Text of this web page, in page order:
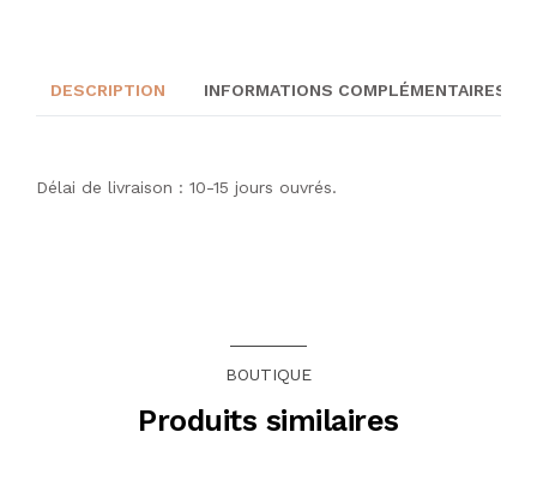
DESCRIPTION INFORMATIONS COMPLÉMENTAIRES
Délai de livraison : 10-15 jours ouvrés.
BOUTIQUE
Produits similaires